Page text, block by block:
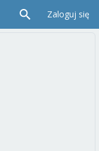
Zaloguj się